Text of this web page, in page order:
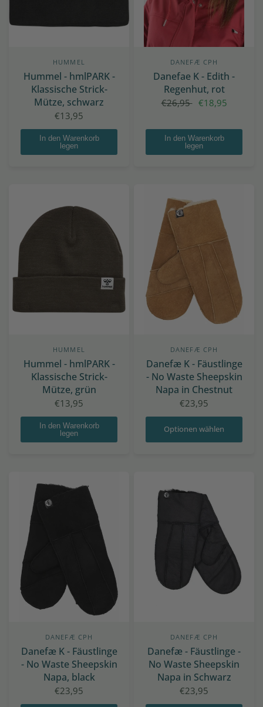
HUMMEL
Hummel - hmlPARK -
Klassische Strick-
Mütze, schwarz
€13,95
In den Warenkorb
legen
DANEFÆ CPH
Danefae K - Edith -
Regenhut, rot
€26,95 €18,95
In den Warenkorb
legen
HUMMEL
Hummel - hmlPARK -
Klassische Strick-
Mütze, grün
€13,95
In den Warenkorb
legen
DANEFÆ CPH
Danefæ K - Fäustlinge
- No Waste Sheepskin
Napa in Chestnut
€23,95
Optionen wählen
DANEFÆ CPH
Danefæ K - Fäustlinge
- No Waste Sheepskin
Napa, black
€23,95
DANEFÆ CPH
Danefæ - Fäustlinge -
No Waste Sheepskin
Napa in Schwarz
€23,95